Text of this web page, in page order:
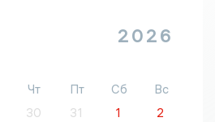
2026
Чт Пт Сб
Вс
30 31 1
2